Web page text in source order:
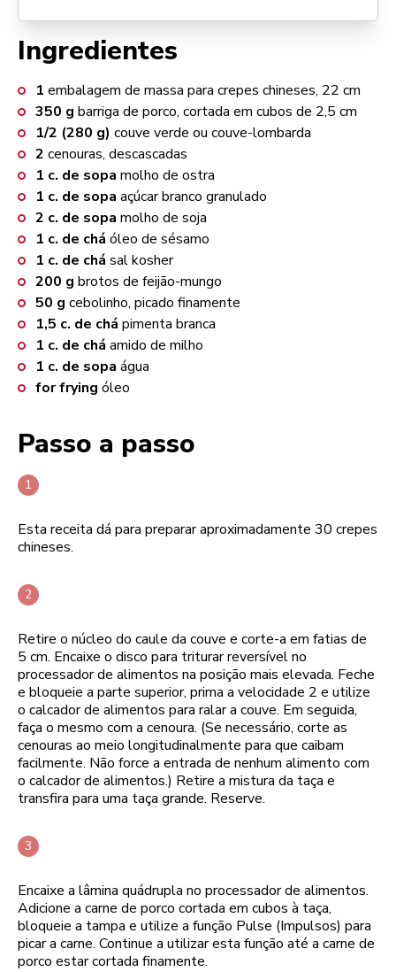
Ingredientes
1 embalagem de massa para crepes chineses, 22 cm
350 g barriga de porco, cortada em cubos de 2,5 cm
1/2 (280 g) couve verde ou couve-lombarda
2 cenouras, descascadas
1 c. de sopa molho de ostra
1 c. de sopa açúcar branco granulado
2 c. de sopa molho de soja
1 c. de chá óleo de sésamo
1 c. de chá sal kosher
200 g brotos de feijão-mungo
50 g cebolinho, picado finamente
1,5 c. de chá pimenta branca
1 c. de chá amido de milho
1 c. de sopa água
for frying óleo
Passo a passo
Esta receita dá para preparar aproximadamente 30 crepes
chineses.
Retire o núcleo do caule da couve e corte-a em fatias de
5 cm. Encaixe o disco para triturar reversível no
processador de alimentos na posição mais elevada. Feche
e bloqueie a parte superior, prima a velocidade 2 e utilize
o calcador de alimentos para ralar a couve. Em seguida,
faça o mesmo com a cenoura. (Se necessário, corte as
cenouras ao meio longitudinalmente para que caibam
facilmente. Não force a entrada de nenhum alimento com
o calcador de alimentos.) Retire a mistura da taça e
transfira para uma taça grande. Reserve.
Encaixe a lâmina quádrupla no processador de alimentos.
Adicione a carne de porco cortada em cubos à taça,
bloqueie a tampa e utilize a função Pulse (Impulsos) para
picar a carne. Continue a utilizar esta função até a carne de
porco estar cortada finamente.